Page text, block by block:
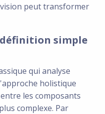
peut transformer
simple
qui analyse
holistique
les composants
complexe. Par